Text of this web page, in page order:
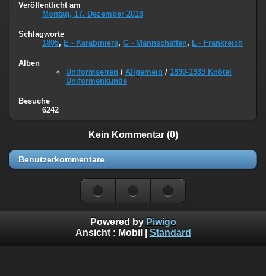
Veröffentlicht am
Montag, 17. Dezember 2018
Schlagworte
1805, E - Karabiniers, G - Mannschaften, L - Frankreich
Alben
Uniformserien / Allgemein / 1890-1939 Knötel
Uniformenkunde
Besuche
6242
Kein Kommentar (0)
Benutzerkommentare
Powered by Piwigo
Ansicht : Mobil Standard